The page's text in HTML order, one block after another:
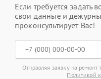
Если требуется задать
свои данные и
проконсультирует Вас!
Отправляя заявку на
Политикой